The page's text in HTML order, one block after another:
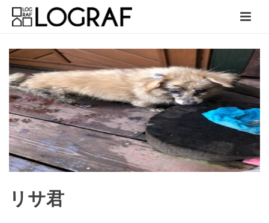
リサ君